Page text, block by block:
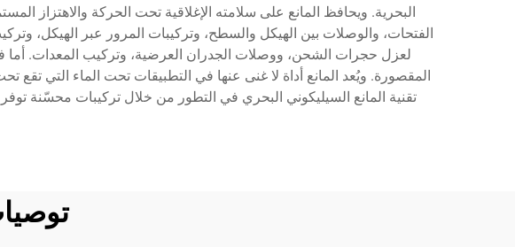
البحرية. ويحافظ المانع على سلامته الإغلاقية تحت الحركة
الفتحات، والوصلات بين الهيكل والسطح، وتركيبات المرور عبر الهيكل،
لعزل حجرات الشحن، ووصلات الجدران العرضية، وتركيب المعدات. أما
المقصورة. ويُعد المانع أداة لا غنى عنها في التطبيقات تحت الماء التي تقع
تقنية المانع السيليكوني البحري في التطور من خلال تركيبات محسّنة